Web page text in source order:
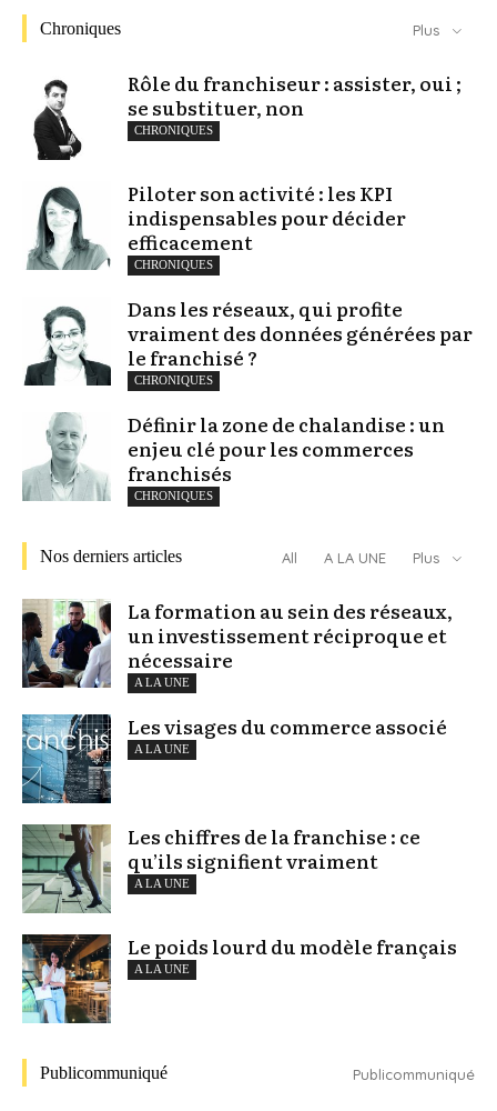
Chroniques Plus
Rôle du franchiseur : assister, oui ;
se substituer, non
CHRONIQUES
Piloter son activité : les KPI
indispensables pour décider
efficacement
CHRONIQUES
Dans les réseaux, qui profite
vraiment des données générées par
le franchisé ?
CHRONIQUES
Définir la zone de chalandise : un
enjeu clé pour les commerces
franchisés
CHRONIQUES
Nos derniers articles All A LA UNE Plus
La formation au sein des réseaux,
un investissement réciproque et
nécessaire
A LA UNE
Les visages du commerce associé
A LA UNE
Les chiffres de la franchise : ce
qu’ils signifient vraiment
A LA UNE
Le poids lourd du modèle français
A LA UNE
Publicommuniqué Publicommuniqué